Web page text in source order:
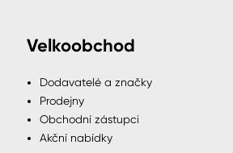
Velkoobchod
Dodavatelé a značky
Prodejny
Obchodní zástupci
Akční nabídky